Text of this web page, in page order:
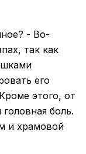
- Во-
так как
его
этого, от
боль.
и храмовой